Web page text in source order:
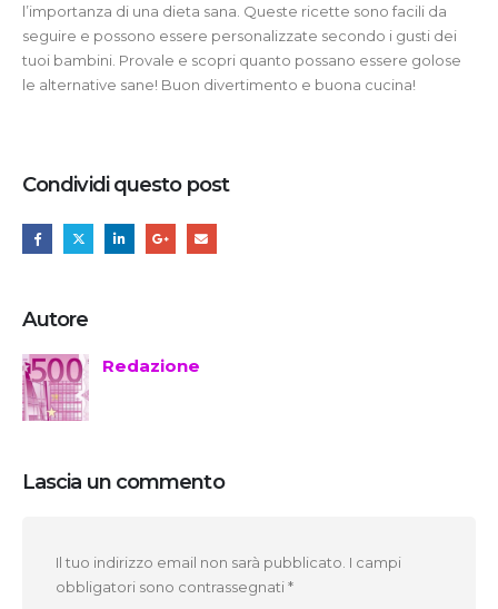
l’importanza di una dieta sana. Queste ricette sono facili da
seguire e possono essere personalizzate secondo i gusti dei
tuoi bambini. Provale e scopri quanto possano essere golose
le alternative sane! Buon divertimento e buona cucina!
Condividi questo post
Autore
Redazione
Lascia un commento
Il tuo indirizzo email non sarà pubblicato. I campi
obbligatori sono contrassegnati*